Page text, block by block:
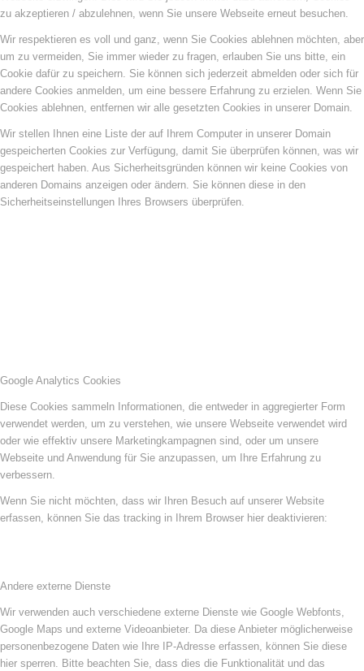
zu akzeptieren / abzulehnen, wenn Sie unsere Webseite erneut besuchen.
Wir respektieren es voll und ganz, wenn Sie Cookies ablehnen möchten, aber
um zu vermeiden, Sie immer wieder zu fragen, erlauben Sie uns bitte, ein
Cookie dafür zu speichern. Sie können sich jederzeit abmelden oder sich für
andere Cookies anmelden, um eine bessere Erfahrung zu erzielen. Wenn Sie
Cookies ablehnen, entfernen wir alle gesetzten Cookies in unserer Domain.
Wir stellen Ihnen eine Liste der auf Ihrem Computer in unserer Domain
gespeicherten Cookies zur Verfügung, damit Sie überprüfen können, was wir
gespeichert haben. Aus Sicherheitsgründen können wir keine Cookies von
anderen Domains anzeigen oder ändern. Sie können diese in den
Sicherheitseinstellungen Ihres Browsers überprüfen.
Google Analytics Cookies
Diese Cookies sammeln Informationen, die entweder in aggregierter Form
verwendet werden, um zu verstehen, wie unsere Webseite verwendet wird
oder wie effektiv unsere Marketingkampagnen sind, oder um unsere
Webseite und Anwendung für Sie anzupassen, um Ihre Erfahrung zu
verbessern.
Wenn Sie nicht möchten, dass wir Ihren Besuch auf unserer Website
erfassen, können Sie das tracking in Ihrem Browser hier deaktivieren:
Andere externe Dienste
Wir verwenden auch verschiedene externe Dienste wie Google Webfonts,
Google Maps und externe Videoanbieter. Da diese Anbieter möglicherweise
personenbezogene Daten wie Ihre IP-Adresse erfassen, können Sie diese
hier sperren. Bitte beachten Sie, dass dies die Funktionalität und das